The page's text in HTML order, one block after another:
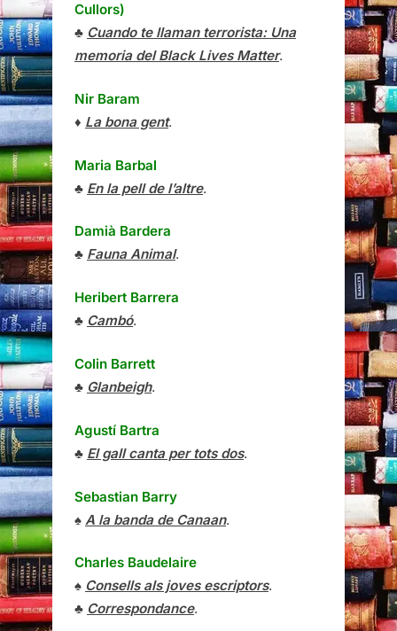
Cullors)
♣ Cuando te llaman terrorista: Una
memoria del Black Lives Matter.
Nir Baram
♦ La bona gent.
Maria Barbal
♣ En la pell de l’altre.
Damià Bardera
♣ Fauna Animal.
Heribert Barrera
♣ Cambó.
Colin Barrett
♣ Glanbeigh.
Agustí Bartra
♣ El gall canta per tots dos.
Sebastian Barry
♠ A la banda de Canaan.
Charles Baudelaire
♠ Consells als joves escriptors.
♣ Correspondance.